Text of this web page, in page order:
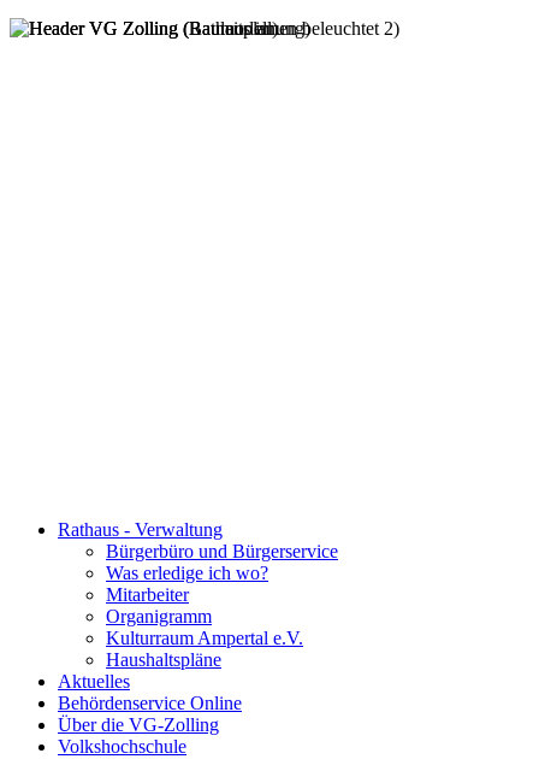
Rathaus - Verwaltung
Bürgerbüro und Bürgerservice
Was erledige ich wo?
Mitarbeiter
Organigramm
Kulturraum Ampertal e.V.
Haushaltspläne
Aktuelles
Behördenservice Online
Über die VG-Zolling
Volkshochschule